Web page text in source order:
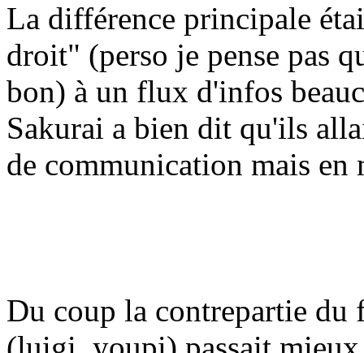
La différence principale
droit" (perso je pense pas
bon) à un flux d'infos
Sakurai a bien dit qu'ils
de communication mais en
Du coup la contrepartie du